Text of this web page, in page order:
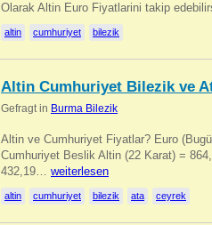
Olarak Altin Euro Fiyatlarini takip
altin cumhuriyet bilezik
Altin Cumhuriyet Bilezik ve
Gefragt in Burma Bilezik
Altin ve Cumhuriyet Fiyatlar? Euro
Cumhuriyet Beslik Altin (22 Karat) =
432,19… weiterlesen
altin cumhuriyet bilezik ata ceyrek